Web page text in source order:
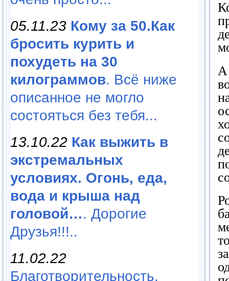
05.11.23 Кому за 50.Как
бросить курить и
похудеть на 30
килограммов. Всё ниже
описанное не могло
состояться без тебя...
13.10.22 Как выжить в
экстремальных
условиях. Огонь, еда,
вода и крыша над
головой…. Дорогие
Друзья!!!..
11.02.22
Благотворительность,
А